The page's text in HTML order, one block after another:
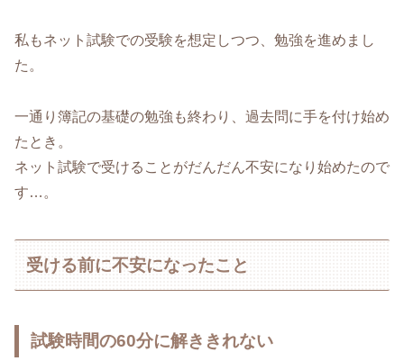
私もネット試験での受験を想定しつつ、勉強を進めまし
た。
一通り簿記の基礎の勉強も終わり、過去問に手を付け始め
たとき。
ネット試験で受けることがだんだん不安になり始めたので
す…。
受ける前に不安になったこと
試験時間の60分に解ききれない